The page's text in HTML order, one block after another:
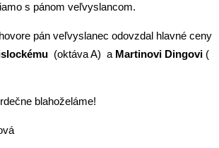
s pánom veľvyslancom.
pán veľvyslanec odovzdal hlavné ceny
(oktáva A) a Martinovi Dingovi (
blahoželáme!